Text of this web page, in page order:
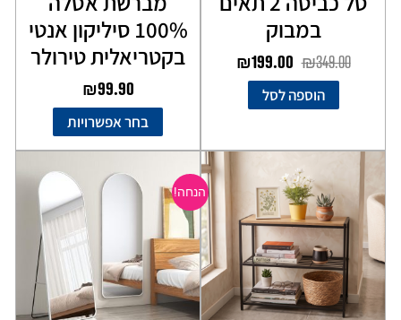
במבוק
₪349.00
₪199.00
הוספה לסל
100% סיליקון אנטי
בקטריאלית טירולר
₪99.90
בחר אפשרויות
הנחה!
המקורי
היה:
₪199.00.
הנוכחי
הוא: